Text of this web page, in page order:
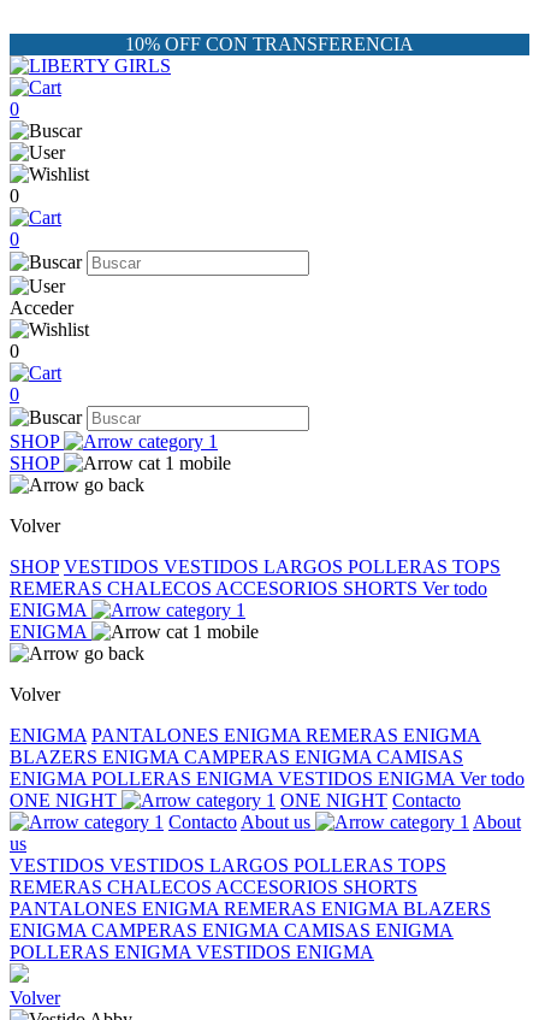
10% OFF CON TRANSFERENCIA
0
0
0
Acceder
0
0
SHOP
SHOP
Volver
SHOP VESTIDOS VESTIDOS LARGOS POLLERAS TOPS
REMERAS CHALECOS ACCESORIOS SHORTS Ver todo
ENIGMA
ENIGMA
Volver
ENIGMA PANTALONES ENIGMA REMERAS ENIGMA
BLAZERS ENIGMA CAMPERAS ENIGMA CAMISAS
ENIGMA POLLERAS ENIGMA VESTIDOS ENIGMA Ver todo
ONE NIGHT
ONE NIGHT Contacto
Contacto About us
About
us
VESTIDOS VESTIDOS LARGOS POLLERAS TOPS
REMERAS CHALECOS ACCESORIOS SHORTS
PANTALONES ENIGMA REMERAS ENIGMA BLAZERS
ENIGMA CAMPERAS ENIGMA CAMISAS ENIGMA
POLLERAS ENIGMA VESTIDOS ENIGMA
Volver